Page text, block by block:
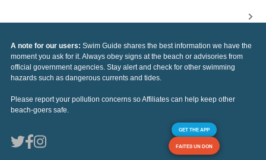
A note for our users: Swim Guide shares the best information we have the
moment you ask for it. Always obey signs at the beach or advisories from
official government agencies. Stay alert and check for other swimming
hazards such as dangerous currents and tides.
Please report your pollution concerns so Affiliates can help keep other
beach-goers safe.
GET THE APP
FAITES UN DON